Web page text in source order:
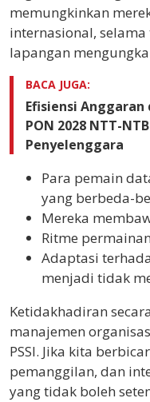
memungkinkan
internasional,
lapangan
BACA JUGA:
Efisiensi
PON 2028 NTT-
Penyelenggara
Para pemain
yang berbeda-
Mereka
Ritme
Adaptasi
menjadi tidak
Ketidakhadiran
manajemen
PSSI. Jika kita
pemanggilan, dan
yang tidak boleh